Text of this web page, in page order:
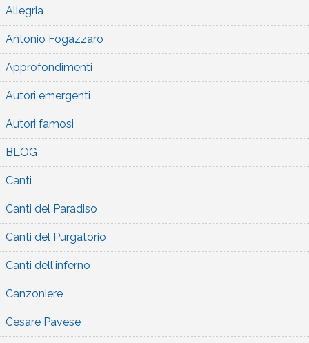
Allegria
Antonio Fogazzaro
Approfondimenti
Autori emergenti
Autori famosi
BLOG
Canti
Canti del Paradiso
Canti del Purgatorio
Canti dell'inferno
Canzoniere
Cesare Pavese